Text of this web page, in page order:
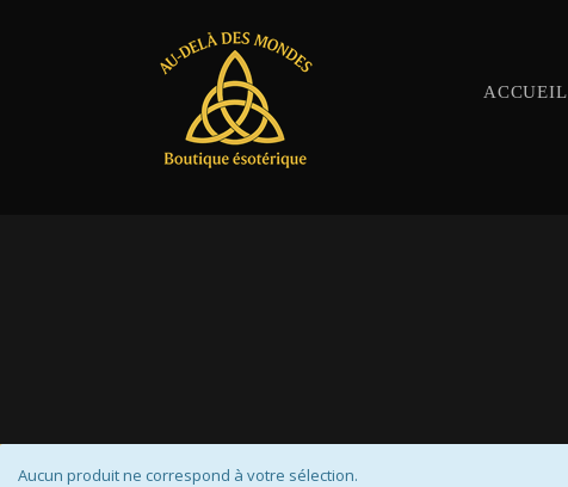
ACCUEIL
Aucun produit ne correspond à votre sélection.